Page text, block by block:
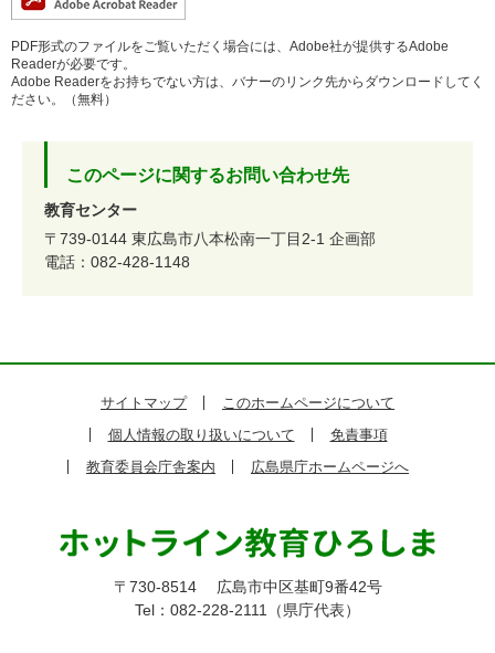
PDF形式のファイルをご覧いただく場合には、Adobe社が提供するAdobe
Readerが必要です。
Adobe Readerをお持ちでない方は、バナーのリンク先からダウンロードしてく
ださい。（無料）
このページに関するお問い合わせ先
教育センター
〒739-0144 東広島市八本松南一丁目2-1 企画部
電話：082-428-1148
サイトマップ
このホームページについて
個人情報の取り扱いについて
免責事項
教育委員会庁舎案内
広島県庁ホームページへ
〒730-8514
広島市中区基町9番42号
Tel：082-228-2111（県庁代表）